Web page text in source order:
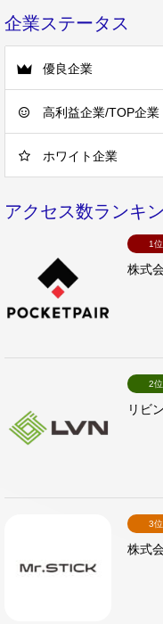
企業ステータス
優良企業
高利益企業/TOP企業
ホワイト企業
アクセス数ランキ
1位
株式
2位
リビ
3位
株式